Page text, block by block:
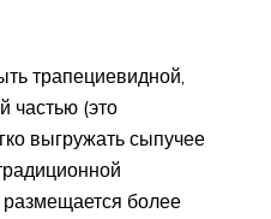
трапециевидной,
частью (это
выгружать сыпучее
размещается более